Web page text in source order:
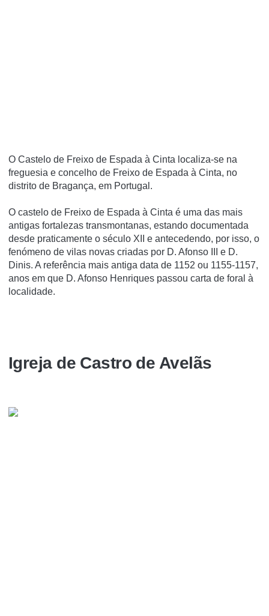
O Castelo de Freixo de Espada à Cinta localiza-se na
freguesia e concelho de Freixo de Espada à Cinta, no
distrito de Bragança, em Portugal.
O castelo de Freixo de Espada à Cinta é uma das mais
antigas fortalezas transmontanas, estando documentada
desde praticamente o século XII e antecedendo, por isso, o
fenómeno de vilas novas criadas por D. Afonso III e D.
Dinis. A referência mais antiga data de 1152 ou 1155-1157,
anos em que D. Afonso Henriques passou carta de foral à
localidade.
Igreja de Castro de Avelãs